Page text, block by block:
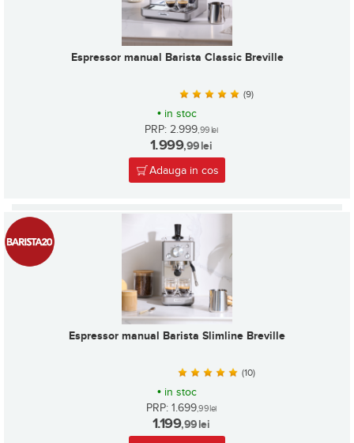
Espressor manual Barista Classic Breville
(9)
• in stoc
PRP: 2.999 ,99lei
1.999,99lei
Adauga in cos
Espressor manual Barista Slimline Breville
(10)
• in stoc
PRP: 1.699,99lei
1.199,99lei